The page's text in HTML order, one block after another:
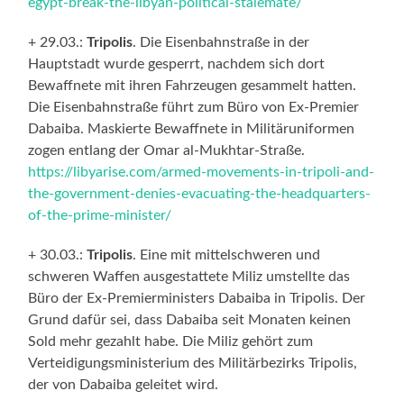
egypt-break-the-libyan-political-stalemate/
+ 29.03.:Tripolis. Die Eisenbahnstraße in der
Hauptstadt wurde gesperrt, nachdem sich dort
Bewaffnete mit ihren Fahrzeugen gesammelt hatten.
Die Eisenbahnstraße führt zum Büro von Ex-Premier
Dabaiba. Maskierte Bewaffnete in Militäruniformen
zogen entlang der Omar al-Mukhtar-Straße.
https://libyarise.com/armed-movements-in-tripoli-and-
the-government-denies-evacuating-the-headquarters-
of-the-prime-minister/
+ 30.03.:Tripolis. Eine mit mittelschweren und
schweren Waffen ausgestattete Miliz umstellte das
Büro der Ex-Premierministers Dabaiba in Tripolis. Der
Grund dafür sei, dass Dabaiba seit Monaten keinen
Sold mehr gezahlt habe. Die Miliz gehört zum
Verteidigungsministerium des Militärbezirks Tripolis,
der von Dabaiba geleitet wird.